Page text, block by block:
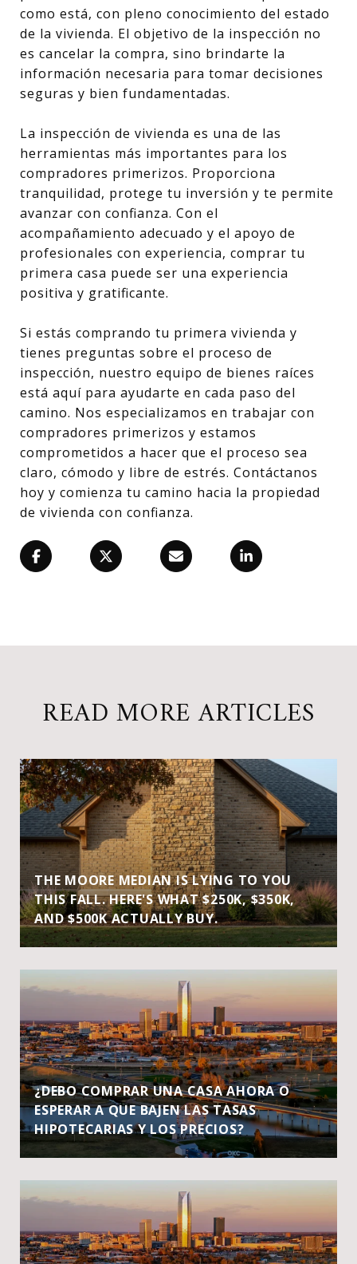
como está, con pleno conocimiento del estado
de la vivienda. El objetivo de la inspección no
es cancelar la compra, sino brindarte la
información necesaria para tomar decisiones
seguras y bien fundamentadas.
La inspección de vivienda es una de las
herramientas más importantes para los
compradores primerizos. Proporciona
tranquilidad, protege tu inversión y te permite
avanzar con confianza. Con el
acompañamiento adecuado y el apoyo de
profesionales con experiencia, comprar tu
primera casa puede ser una experiencia
positiva y gratificante.
Si estás comprando tu primera vivienda y
tienes preguntas sobre el proceso de
inspección, nuestro equipo de bienes raíces
está aquí para ayudarte en cada paso del
camino. Nos especializamos en trabajar con
compradores primerizos y estamos
comprometidos a hacer que el proceso sea
claro, cómodo y libre de estrés. Contáctanos
hoy y comienza tu camino hacia la propiedad
de vivienda con confianza.
READ MORE ARTICLES
THE MOORE MEDIAN IS LYING TO YOU
THIS FALL. HERE'S WHAT $250K, $350K,
AND $500K ACTUALLY BUY.
¿DEBO COMPRAR UNA CASA AHORA O
ESPERAR A QUE BAJEN LAS TASAS
HIPOTECARIAS Y LOS PRECIOS?